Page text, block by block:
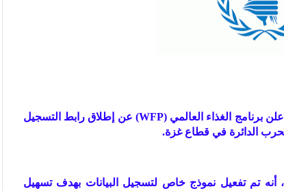
في إطار جهوده المستمرة لتقديم الدعم الإنساني، أعلن برنامج الغذاء العالمي (WFP) عن إطلاق رابط التسجيل
الدائرة في قطاع غزة.
تم تفعيل نموذج خاص لتسجيل البيانات بهدف تسهيل